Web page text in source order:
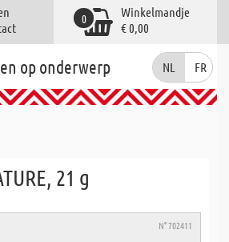
Winkelmandje
€ 0,00
0
op onderwerp NL FR
21 g
N° 702411